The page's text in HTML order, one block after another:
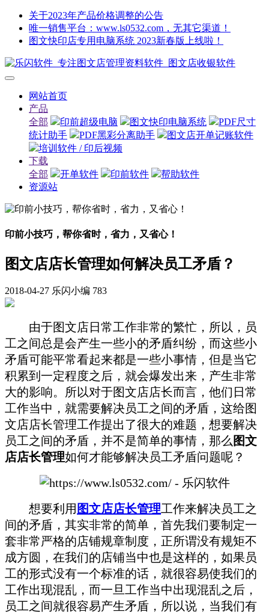
关于2023年产品价格调整的公告
唯一销售平台：www.ls0532.com，无其它渠道！
图文快印店专用电脑系统 2023新春版上线啦！
网站首页
产品
全部
印前超级电脑 图文快印电脑系统
PDF尺寸
统计助手
PDF黑彩分离助手
图文店开单记账软件
培训软件 / 印后视频
下载
全部
开单软件 印前软件
帮助软件
资源站
印前小技巧，帮你省时，省力，又省心！
图文店店长管理如何解决员工矛盾？
2018-04-27 乐闪小编 783
由于图文店日常工作非常的繁忙，所以，员
工之间总是会产生一些小的矛盾纠纷，而这些小
矛盾可能平常看起来都是一些小事情，但是当它
积累到一定程度之后，就会爆发出来，产生非常
大的影响。所以对于图文店店长而言，他们日常
工作当中，就需要解决员工之间的矛盾，这给图
文店店长管理工作提出了很大的难题，想要解决
员工之间的矛盾，并不是简单的事情，那么图文
店店长管理如何才能够解决员工矛盾问题呢？
想要利用 图文店店长管理工作来解决员工之
间的矛盾，其实非常的简单，首先我们要制定一
套非常严格的店铺规章制度，正所谓没有规矩不
成方圆，在我们的店铺当中也是这样的，如果员
工的形式没有一个标准的话，就很容易使我们的
工作出现混乱，而一旦工作当中出现混乱之后，
员工之间就很容易产生矛盾，所以说，当我们有